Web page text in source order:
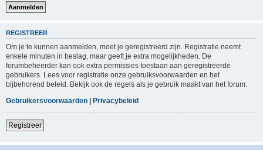
REGISTREER
Om je te kunnen aanmelden, moet je geregistreerd zijn. Registratie neemt
enkele minuten in beslag, maar geeft je extra mogelijkheden. De
forumbeheerder kan ook extra permissies toestaan aan geregistreerde
gebruikers. Lees voor registratie onze gebruiksvoorwaarden en het
bijbehorend beleid. Bekijk ook de regels als je gebruik maakt van het forum.
Gebruikersvoorwaarden | Privacybeleid
Registreer